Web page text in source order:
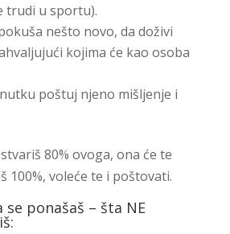
trudi u sportu).
nešto novo, da doživi
kojima će kao osoba
poštuj njeno mišljenje i
80% ovoga, ona će te
100%, voleće te i poštovati.
se ponašaš – šta NE